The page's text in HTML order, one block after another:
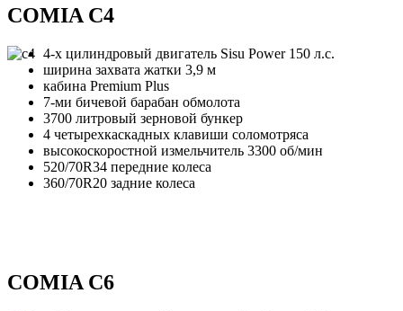
COMIA C4
4-х цилиндровый двигатель Sisu Power 150 л.с.
ширина захвата жатки 3,9 м
кабина Premium Plus
7-ми бичевой барабан обмолота
3700 литровый зерновой бункер
4 четырехкаскадных клавиши соломотряса
высокоскоростной измельчитель 3300 об/мин
520/70R34 передние колеса
360/70R20 задние колеса
COMIA C6